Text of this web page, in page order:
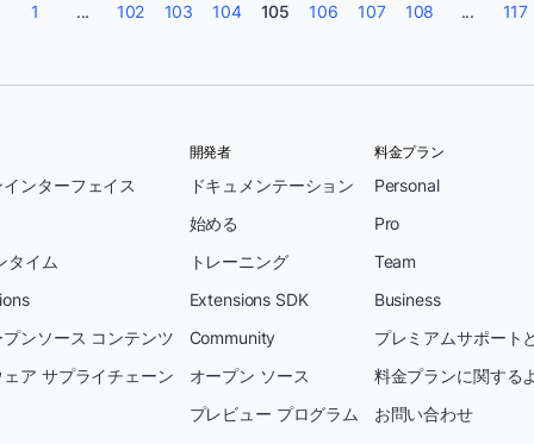
1 ... 102 103 104 105 106 107 108 ... 117
ンターフェイス
タイム
ンソース コンテンツ
ア サプライチェーン
開発者
ドキュメンテーション
始める
トレーニング
Extensions SDK
Community
オープン ソース
プレビュー プログラム
料金プラン
Personal
Pro
Team
Business
プレミアムサポート
料金プランに関する
お問い合わせ